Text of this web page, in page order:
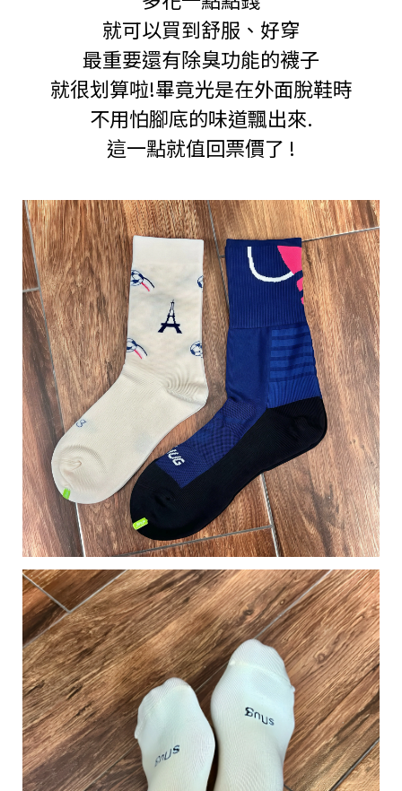
就可以買到舒服、好穿
最重要還有除臭功能的襪子
就很划算啦!畢竟光是在外面脫鞋時
不用怕腳底的味道飄出來.
這一點就值回票價了 !